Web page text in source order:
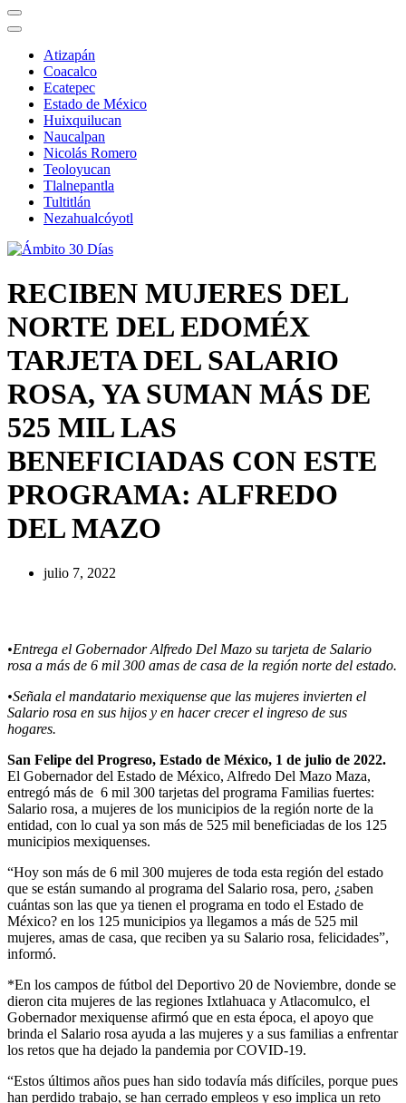
Atizapán
Coacalco
Ecatepec
Estado de México
Huixquilucan
Naucalpan
Nicolás Romero
Teoloyucan
Tlalnepantla
Tultitlán
Nezahualcóyotl
RECIBEN MUJERES DEL
NORTE DEL EDOMÉX
TARJETA DEL SALARIO
ROSA, YA SUMAN MÁS DE
525 MIL LAS
BENEFICIADAS CON ESTE
PROGRAMA: ALFREDO
DEL MAZO
julio 7, 2022
•Entrega el Gobernador Alfredo Del Mazo su tarjeta de Salario
rosa a más de 6 mil 300 amas de casa de la región norte del estado.
•Señala el mandatario mexiquense que las mujeres invierten el
Salario rosa en sus hijos y en hacer crecer el ingreso de sus
hogares.
San Felipe del Progreso, Estado de México, 1 de julio de 2022.
El Gobernador del Estado de México, Alfredo Del Mazo Maza,
entregó más de 6 mil 300 tarjetas del programa Familias fuertes:
Salario rosa, a mujeres de los municipios de la región norte de la
entidad, con lo cual ya son más de 525 mil beneficiadas de los 125
municipios mexiquenses.
“Hoy son más de 6 mil 300 mujeres de toda esta región del estado
que se están sumando al programa del Salario rosa, pero, ¿saben
cuántas son las que ya tienen el programa en todo el Estado de
México? en los 125 municipios ya llegamos a más de 525 mil
mujeres, amas de casa, que reciben ya su Salario rosa, felicidades”,
informó.
*En los campos de fútbol del Deportivo 20 de Noviembre, donde se
dieron cita mujeres de las regiones Ixtlahuaca y Atlacomulco, el
Gobernador mexiquense afirmó que en esta época, el apoyo que
brinda el Salario rosa ayuda a las mujeres y a sus familias a enfrentar
los retos que ha dejado la pandemia por COVID-19.
“Estos últimos años pues han sido todavía más difíciles, porque pues
han perdido trabajo, se han cerrado empleos y eso implica un reto